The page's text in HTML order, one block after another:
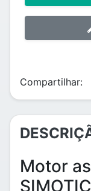
Compartilhar:
Motor